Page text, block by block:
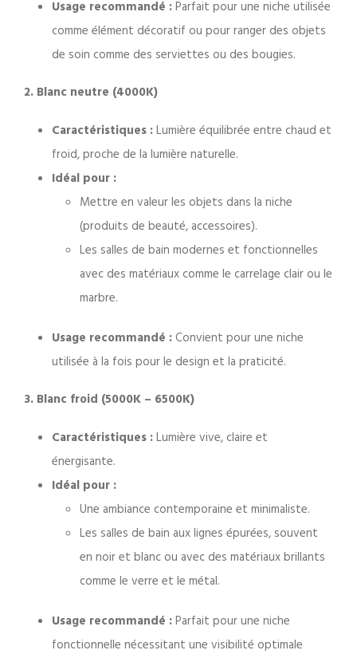
Usage recommandé :Parfait pour une niche utilisée
comme élément décoratif ou pour ranger des objets
de soin comme des serviettes ou des bougies.
2. Blanc neutre (4000K)
Caractéristiques :Lumière équilibrée entre chaud et
froid, proche de la lumière naturelle.
Idéal pour :
Mettre en valeur les objets dans la niche
(produits de beauté, accessoires).
Les salles de bain modernes et fonctionnelles
avec des matériaux comme le carrelage clair ou le
marbre.
Usage recommandé :Convient pour une niche
utilisée à la fois pour le design et la praticité.
3. Blanc froid (5000K – 6500K)
Caractéristiques :Lumière vive, claire et
énergisante.
Idéal pour :
Une ambiance contemporaine et minimaliste.
Les salles de bain aux lignes épurées, souvent
en noir et blanc ou avec des matériaux brillants
comme le verre et le métal.
Usage recommandé :Parfait pour une niche
fonctionnelle nécessitant une visibilité optimale